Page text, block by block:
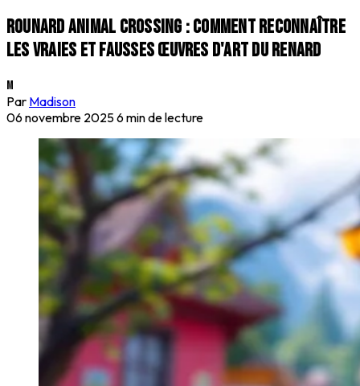
Rounard Animal Crossing : comment reconnaître
les vraies et fausses œuvres d'art du renard
M
Par Madison
06 novembre 20256 min de lecture